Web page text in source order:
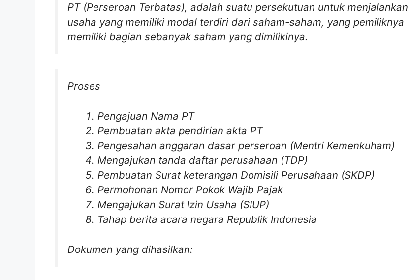
PT (Perseroan Terbatas), adalah suatu persekutuan untuk menjalankan
usaha yang memiliki modal terdiri dari saham-saham, yang pemiliknya
memiliki bagian sebanyak saham yang dimilikinya.
Proses
Pengajuan Nama PT
Pembuatan akta pendirian akta PT
Pengesahan anggaran dasar perseroan (Mentri Kemenkuham)
Mengajukan tanda daftar perusahaan (TDP)
Pembuatan Surat keterangan Domisili Perusahaan (SKDP)
Permohonan Nomor Pokok Wajib Pajak
Mengajukan Surat Izin Usaha (SIUP)
Tahap berita acara negara Republik Indonesia
Dokumen yang dihasilkan: